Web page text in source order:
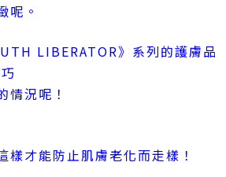
呢。
LIBERATOR》系列的護膚品
況呢！
才能防止肌膚老化而走樣！